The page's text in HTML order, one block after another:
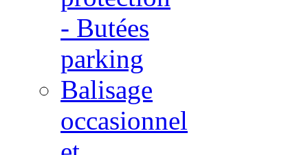
- Butées
parking
Balisage
occasionnel